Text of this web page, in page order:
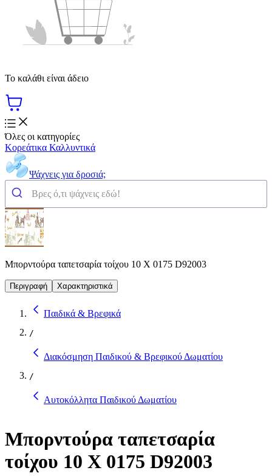
Το καλάθι είναι άδειο
Όλες οι κατηγορίες
Κορεάτικα Καλλυντικά
Ψάχνεις για δροσιά;
Μπορντούρα ταπετσαρία τοίχου 10 Χ 0175 D92003
Περιγραφή Χαρακτηριστικά
Παιδικά & Βρεφικά
/
Διακόσμηση Παιδικού & Βρεφικού Δωματίου
/
Αυτοκόλλητα Παιδικού Δωματίου
Μπορντούρα ταπετσαρία
τοίχου 10 Χ 0175 D92003